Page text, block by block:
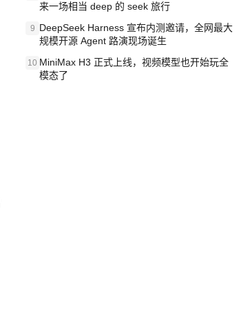
来一场相当 deep 的 seek 旅行
9 DeepSeek Harness 宣布内测邀请，全网最大
规模开源 Agent 路演现场诞生
10 MiniMax H3 正式上线，视频模型也开始玩全
模态了